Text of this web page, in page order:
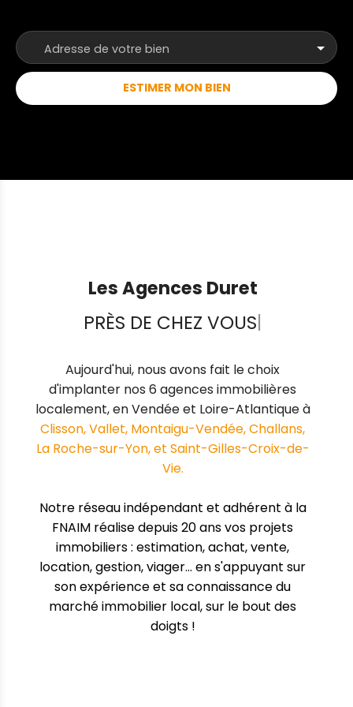
joignables par téléphone du lundi au samedi, de
8h00 à 19h00, sans interruption. JOS
Adresse de votre bien
ESTIMER MON BIEN
Les Agences Duret
PRÈS DE CHEZ VOUS|
Aujourd'hui, nous avons fait le choix
d'implanter nos 6 agences immobilières
localement, en Vendée et Loire-Atlantique à
Clisson, Vallet, Montaigu-Vendée, Challans,
La Roche-sur-Yon, et Saint-Gilles-Croix-de-
Vie.
Notre réseau indépendant et adhérent à la
FNAIM réalise depuis 20 ans vos projets
immobiliers : estimation, achat, vente,
location, gestion, viager... en s'appuyant sur
son expérience et sa connaissance du
marché immobilier local, sur le bout des
doigts !